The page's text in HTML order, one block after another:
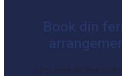
Book din
Vil du have en ferie fyldt